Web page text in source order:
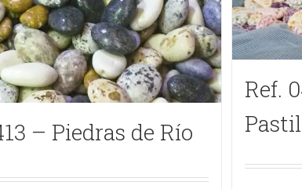
– Piedras de Río
Ref.